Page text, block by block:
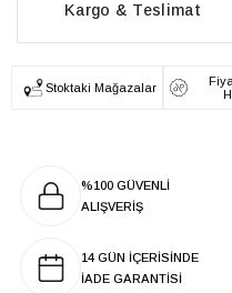
Kargo & Teslimat
Stoktaki Mağazalar
%100 GÜVENLİ
ALIŞVERİŞ
14 GÜN İÇERİSİNDE
İADE GARANTİSİ